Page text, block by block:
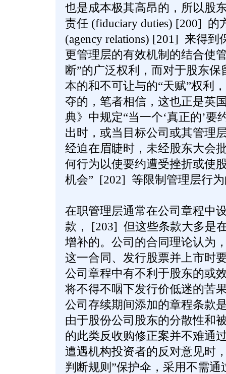
也是成本极其高昂的，所以股
责任 (fiduciary duties) [200] 的
(agency relations) [201] 来得
更管理层的有效机制的结合使
断”的广泛权利，而对于股东
本的和不可让与的“天赋”权利
夺的，笔者相信，这也正是英
典》中规定“当一个‘真正的’要
出时，或当目标公司或其管理
经迫在眉睫时，未经股东大会
何行为以使要约遭受挫折或使
机会” [202] 等限制管理层行
在职管理层通常在公司章程中
款， [203] 但这些条款大多是
增补的。公司的合同理论认为
这一合同、发行股票并上市时
公司章程中有不利于股东的或
将不得不咽下发行价低迷的苦
公司存续期间添加的章程条款
由于股份公司股东的分散性和
的此类反收购修正案并不难通
遭遇机构投资者的反对意见时
判断规则”保护伞，采用不需